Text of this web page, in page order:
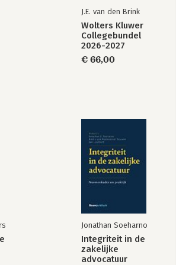
and the EU’s Deforestation
with Jan Jans – Some personal
Volgen en vinden, in onderwijs, in
(bij vennootschappen, welteverstaan)
J.E. van den Brink
Wolters Kluwer
Collegebundel
2026-2027
€ 66,00
Jonathan Soeharno
Integriteit in de
zakelijke
advocatuur